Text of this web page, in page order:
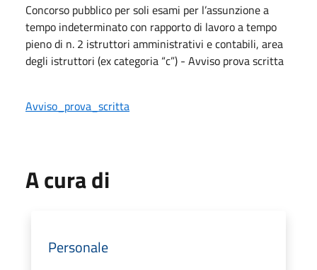
Concorso pubblico per soli esami per l’assunzione a
tempo indeterminato con rapporto di lavoro a tempo
pieno di n. 2 istruttori amministrativi e contabili, area
degli istruttori (ex categoria “c”) - Avviso prova scritta
Avviso_prova_scritta
A cura di
Personale